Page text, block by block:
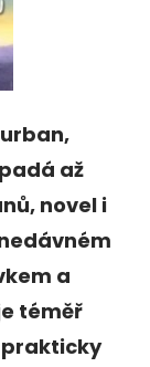
až
novel i
a
téměř
prakticky